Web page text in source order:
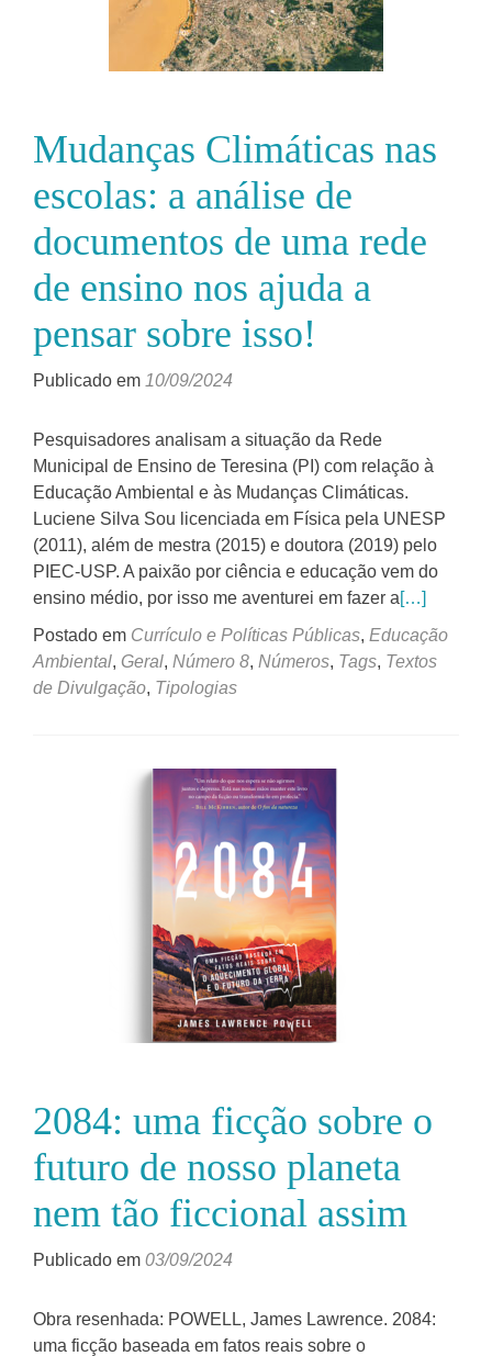
Mudanças Climáticas nas
escolas: a análise de
documentos de uma rede
de ensino nos ajuda a
pensar sobre isso!
Publicado em 10/09/2024
Pesquisadores analisam a situação da Rede
Municipal de Ensino de Teresina (PI) com relação à
Educação Ambiental e às Mudanças Climáticas.
Luciene Silva Sou licenciada em Física pela UNESP
(2011), além de mestra (2015) e doutora (2019) pelo
PIEC-USP. A paixão por ciência e educação vem do
ensino médio, por isso me aventurei em fazer a[…]
Postado em Currículo e Políticas Públicas, Educação
Ambiental, Geral, Número 8, Números, Tags, Textos
de Divulgação, Tipologias
2084: uma ficção sobre o
futuro de nosso planeta
nem tão ficcional assim
Publicado em 03/09/2024
Obra resenhada: POWELL, James Lawrence. 2084:
uma ficção baseada em fatos reais sobre o